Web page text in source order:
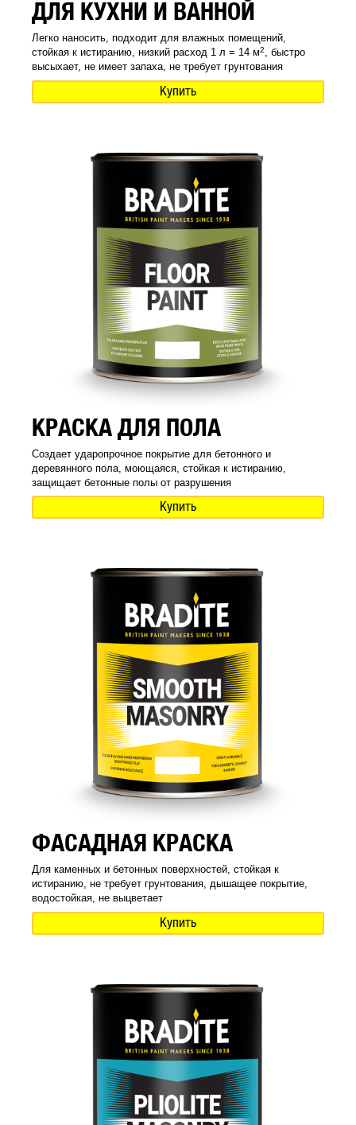
ДЛЯ КУХНИ И ВАННОЙ
Легко наносить, подходит для влажных помещений,
стойкая к истиранию, низкий расход 1 л = 14 м2, быстро
высыхает, не имеет запаха, не требует грунтования
Купить
КРАСКА ДЛЯ ПОЛА
Создает ударопрочное покрытие для бетонного и
деревянного пола, моющаяся, стойкая к истиранию,
защищает бетонные полы от разрушения
Купить
ФАСАДНАЯ КРАСКА
Для каменных и бетонных поверхностей, стойкая к
истиранию, не требует грунтования, дышащее покрытие,
водостойкая, не выцветает
Купить